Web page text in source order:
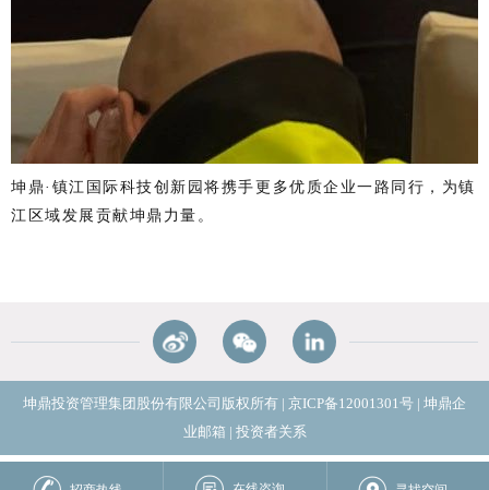
坤鼎 ·镇江国际科技创新园将携手更多优质企业一路同行， 为镇
江区域发展贡献坤鼎力量 。
坤鼎投资管理集团股份有限公司版权所有 | 京ICP备12001301号 | 坤鼎企
业邮箱 | 投资者关系